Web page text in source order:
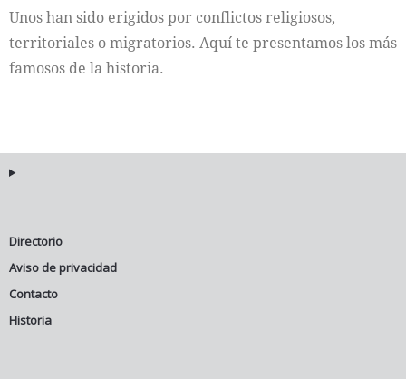
Internacional
Unos han sido erigidos por conflictos religiosos,
territoriales o migratorios. Aquí te presentamos los más
famosos de la historia.
Directorio
Aviso de privacidad
Contacto
Historia